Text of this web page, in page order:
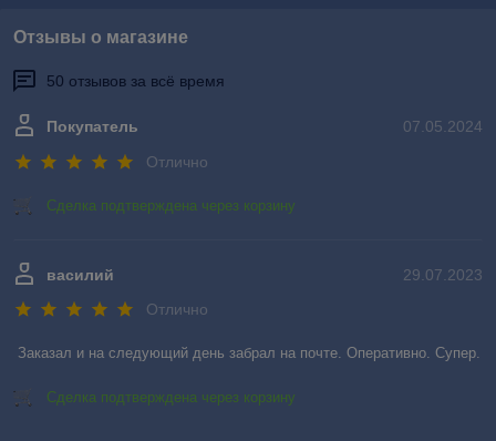
Отзывы о магазине
50 отзывов за всё время
07.05.2024
Покупатель
Отлично
Сделка подтверждена через корзину
29.07.2023
василий
Отлично
Заказал и на следующий день забрал на почте. Оперативно. Супер.
Сделка подтверждена через корзину